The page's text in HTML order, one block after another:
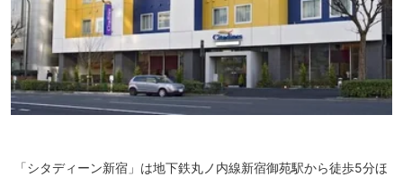
「シタディーン新宿」は地下鉄丸ノ内線新宿御苑駅から徒歩5分ほ